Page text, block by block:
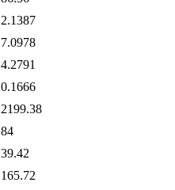
2.1387
7.0978
4.2791
0.1666
2199.38
84
39.42
165.72